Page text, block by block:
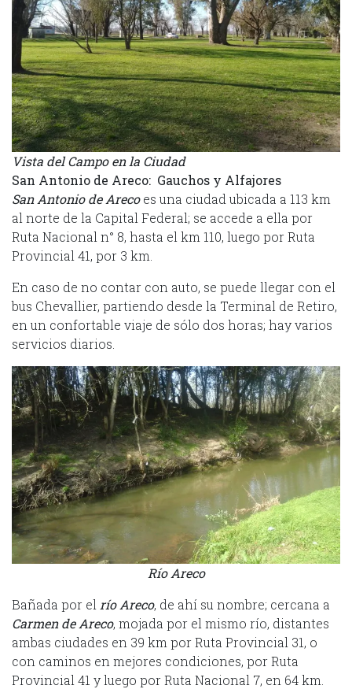
Vista del Campo en la Ciudad
San Antonio de Areco: Gauchos y Alfajores
San Antonio de Arecoes una ciudad ubicada a 113 km
al norte de la Capital Federal; se accede a ella por
Ruta Nacional n° 8, hasta el km 110, luego por Ruta
Provincial 41, por 3 km.
En caso de no contar con auto, se puede llegar con el
bus Chevallier, partiendo desde la Terminal de Retiro,
en un confortable viaje de sólo dos horas; hay varios
servicios diarios.
Río Areco
Bañada por el río Areco, de ahí su nombre; cercana a
Carmen de Areco, mojada por el mismo río, distantes
ambas ciudades en 39 km por Ruta Provincial 31, o
con caminos en mejores condiciones, por Ruta
Provincial 41 y luego por Ruta Nacional 7, en 64 km.